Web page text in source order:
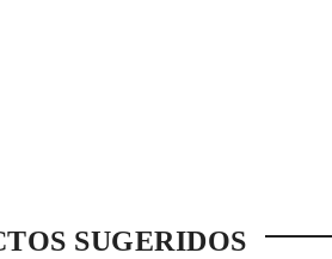
SUGERIDOS